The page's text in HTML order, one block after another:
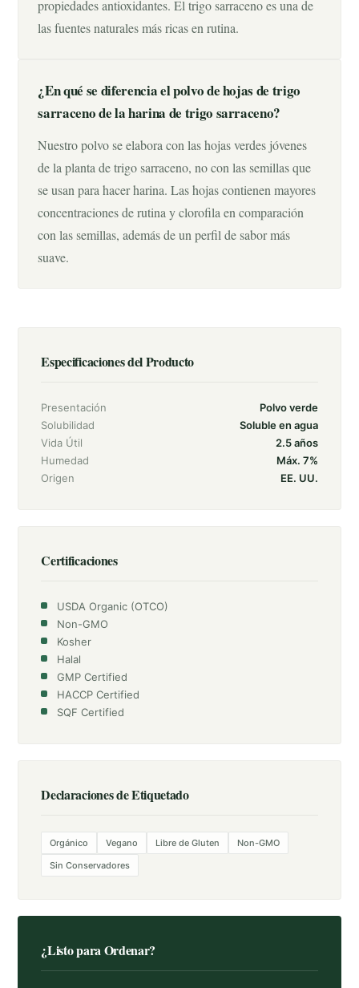
propiedades antioxidantes. El trigo sarraceno es una de
las fuentes naturales más ricas en rutina.
¿En qué se diferencia el polvo de hojas de trigo
sarraceno de la harina de trigo sarraceno?
Nuestro polvo se elabora con las hojas verdes jóvenes
de la planta de trigo sarraceno, no con las semillas que
se usan para hacer harina. Las hojas contienen mayores
concentraciones de rutina y clorofila en comparación
con las semillas, además de un perfil de sabor más
suave.
Especificaciones del Producto
Presentación
Polvo verde
Solubilidad
Soluble en agua
Vida Útil
2.5 años
Humedad
Máx. 7%
Origen
EE. UU.
Certificaciones
USDA Organic (OTCO)
Non-GMO
Kosher
Halal
GMP Certified
HACCP Certified
SQF Certified
Declaraciones de Etiquetado
Orgánico Vegano Libre de Gluten
Non-GMO
Sin Conservadores
¿Listo para Ordenar?